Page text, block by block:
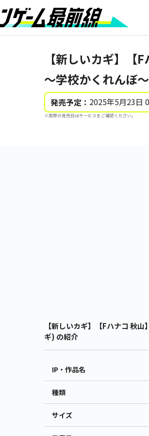
【新しいカギ】
～学校かくれんぼ～
発売予定： 2025年5月23日
※実際の発売日はサービスをご確認ください。
【新しいカギ】【Fハナコ 秋
ギ) の紹介
IP・作品名
種類
サイズ